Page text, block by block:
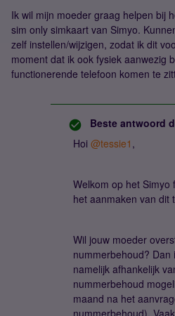
Ik wil mijn moeder graag helpen bij
sim only simkaart van Simyo.
zelf instellen/wijzigen, zodat ik dit
moment dat ik ook fysiek aanwezig
functionerende telefoon komen te
Beste antwoord
Hoi ​ @tessie1 ,
Welkom op het
het aanmaken van dit
Wil jouw moeder
nummerbehoud?
namelijk afhankelijk
nummerbehoud
maand na het
nummerbehoud).